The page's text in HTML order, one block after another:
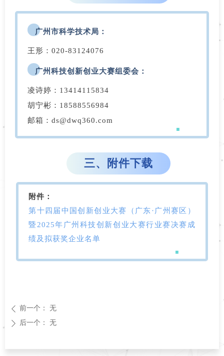
广州市科学技术局：
王形：020-83124076
广州科技创新创业大赛组委会：
凌诗婷：13414115834
胡宁彬：18588556984
邮箱：ds@dwq360.com
三、附件下载
附件：
第十四届中国创新创业大赛（广东·广州赛区）
暨2025年广州科技创新创业大赛行业赛决赛成
绩及拟获奖企业名单
ꄴ 前一个： 无
ꄲ 后一个： 无